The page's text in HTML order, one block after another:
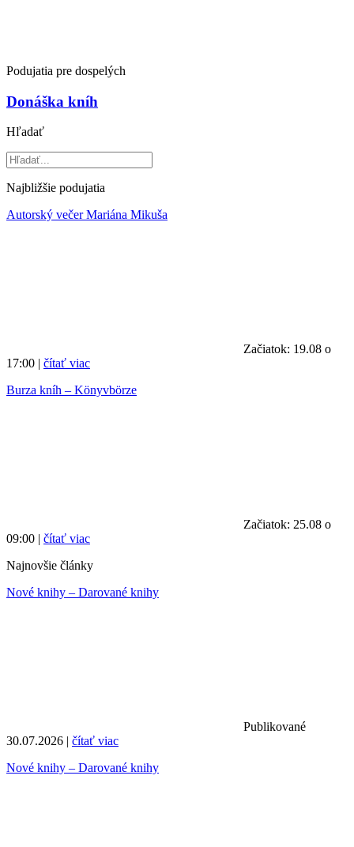
Podujatia pre dospelých
Donáška kníh
Hľadať
Najbližšie podujatia
Autorský večer Mariána Mikuša
Začiatok: 19.08 o
17:00 | čítať viac
Burza kníh – Könyvbörze
Začiatok: 25.08 o
09:00 | čítať viac
Najnovšie články
Nové knihy – Darované knihy
Publikované
30.07.2026 | čítať viac
Nové knihy – Darované knihy